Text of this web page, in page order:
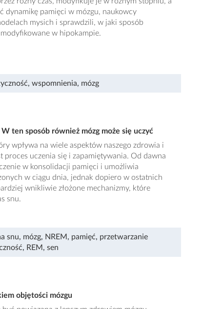
dynamikę pamięci w mózgu, naukowcy
mysich i sprawdzili, w jaki sposób
w hipokampie.
, wspomnienia, mózg
ten sposób również mózg może się uczyć
wpływa na wiele aspektów naszego zdrowia i
uczenia się i zapamiętywania. Od dawna
w konsolidacji pamięci i umożliwia
w ciągu dnia, jednak dopiero w ostatnich
wnikliwie złożone mechanizmy, które
snu.
snu, mózg, NREM , pamięć, przetwarzanie
, REM , sen
objętości mózgu